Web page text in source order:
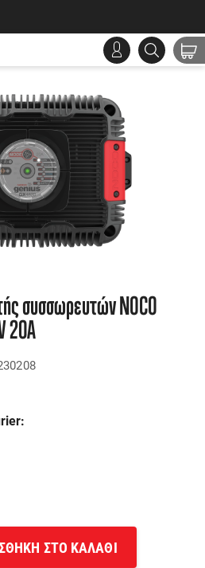
συσσωρευτών NOCO
20A
ΣΤΟ ΚΑΛΑΘΙ